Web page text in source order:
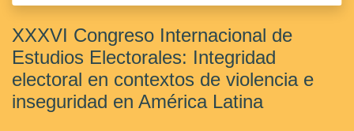
XXXVI Congreso Internacional de
Estudios Electorales: Integridad
electoral en contextos de violencia e
inseguridad en América Latina